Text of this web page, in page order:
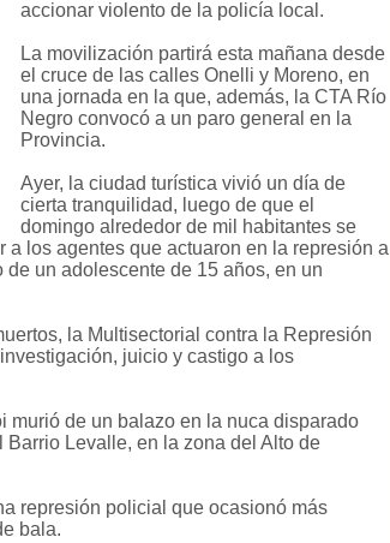
accionar violento de la policía local.
La movilización partirá esta mañana desde
el cruce de las calles Onelli y Moreno, en
una jornada en la que, además, la CTA Río
Negro convocó a un paro general en la
Provincia.
Ayer, la ciudad turística vivió un día de
cierta tranquilidad, luego de que el
domingo alrededor de mil habitantes se
los agentes que actuaron en la represión a
un adolescente de 15 años, en un
la Multisectorial contra la Represión
juicio y castigo a los
murió de un balazo en la nuca disparado
Levalle, en la zona del Alto de
represión policial que ocasionó más
bala.